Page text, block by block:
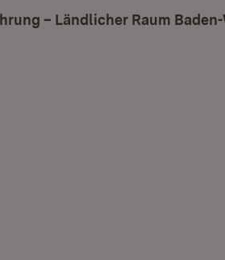
– Ländlicher Raum